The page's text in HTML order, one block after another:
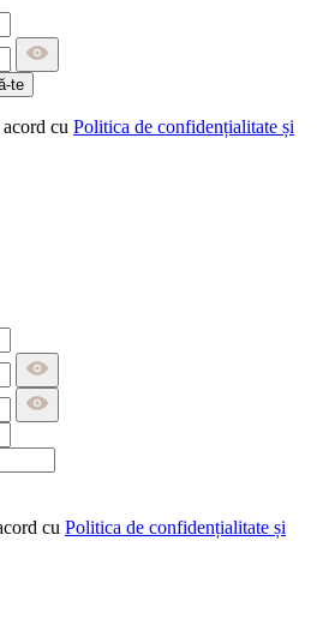
te
cu Politica de confidențialitate și
cu Politica de confidențialitate și